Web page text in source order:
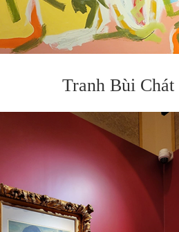
Tranh Bùi Chát